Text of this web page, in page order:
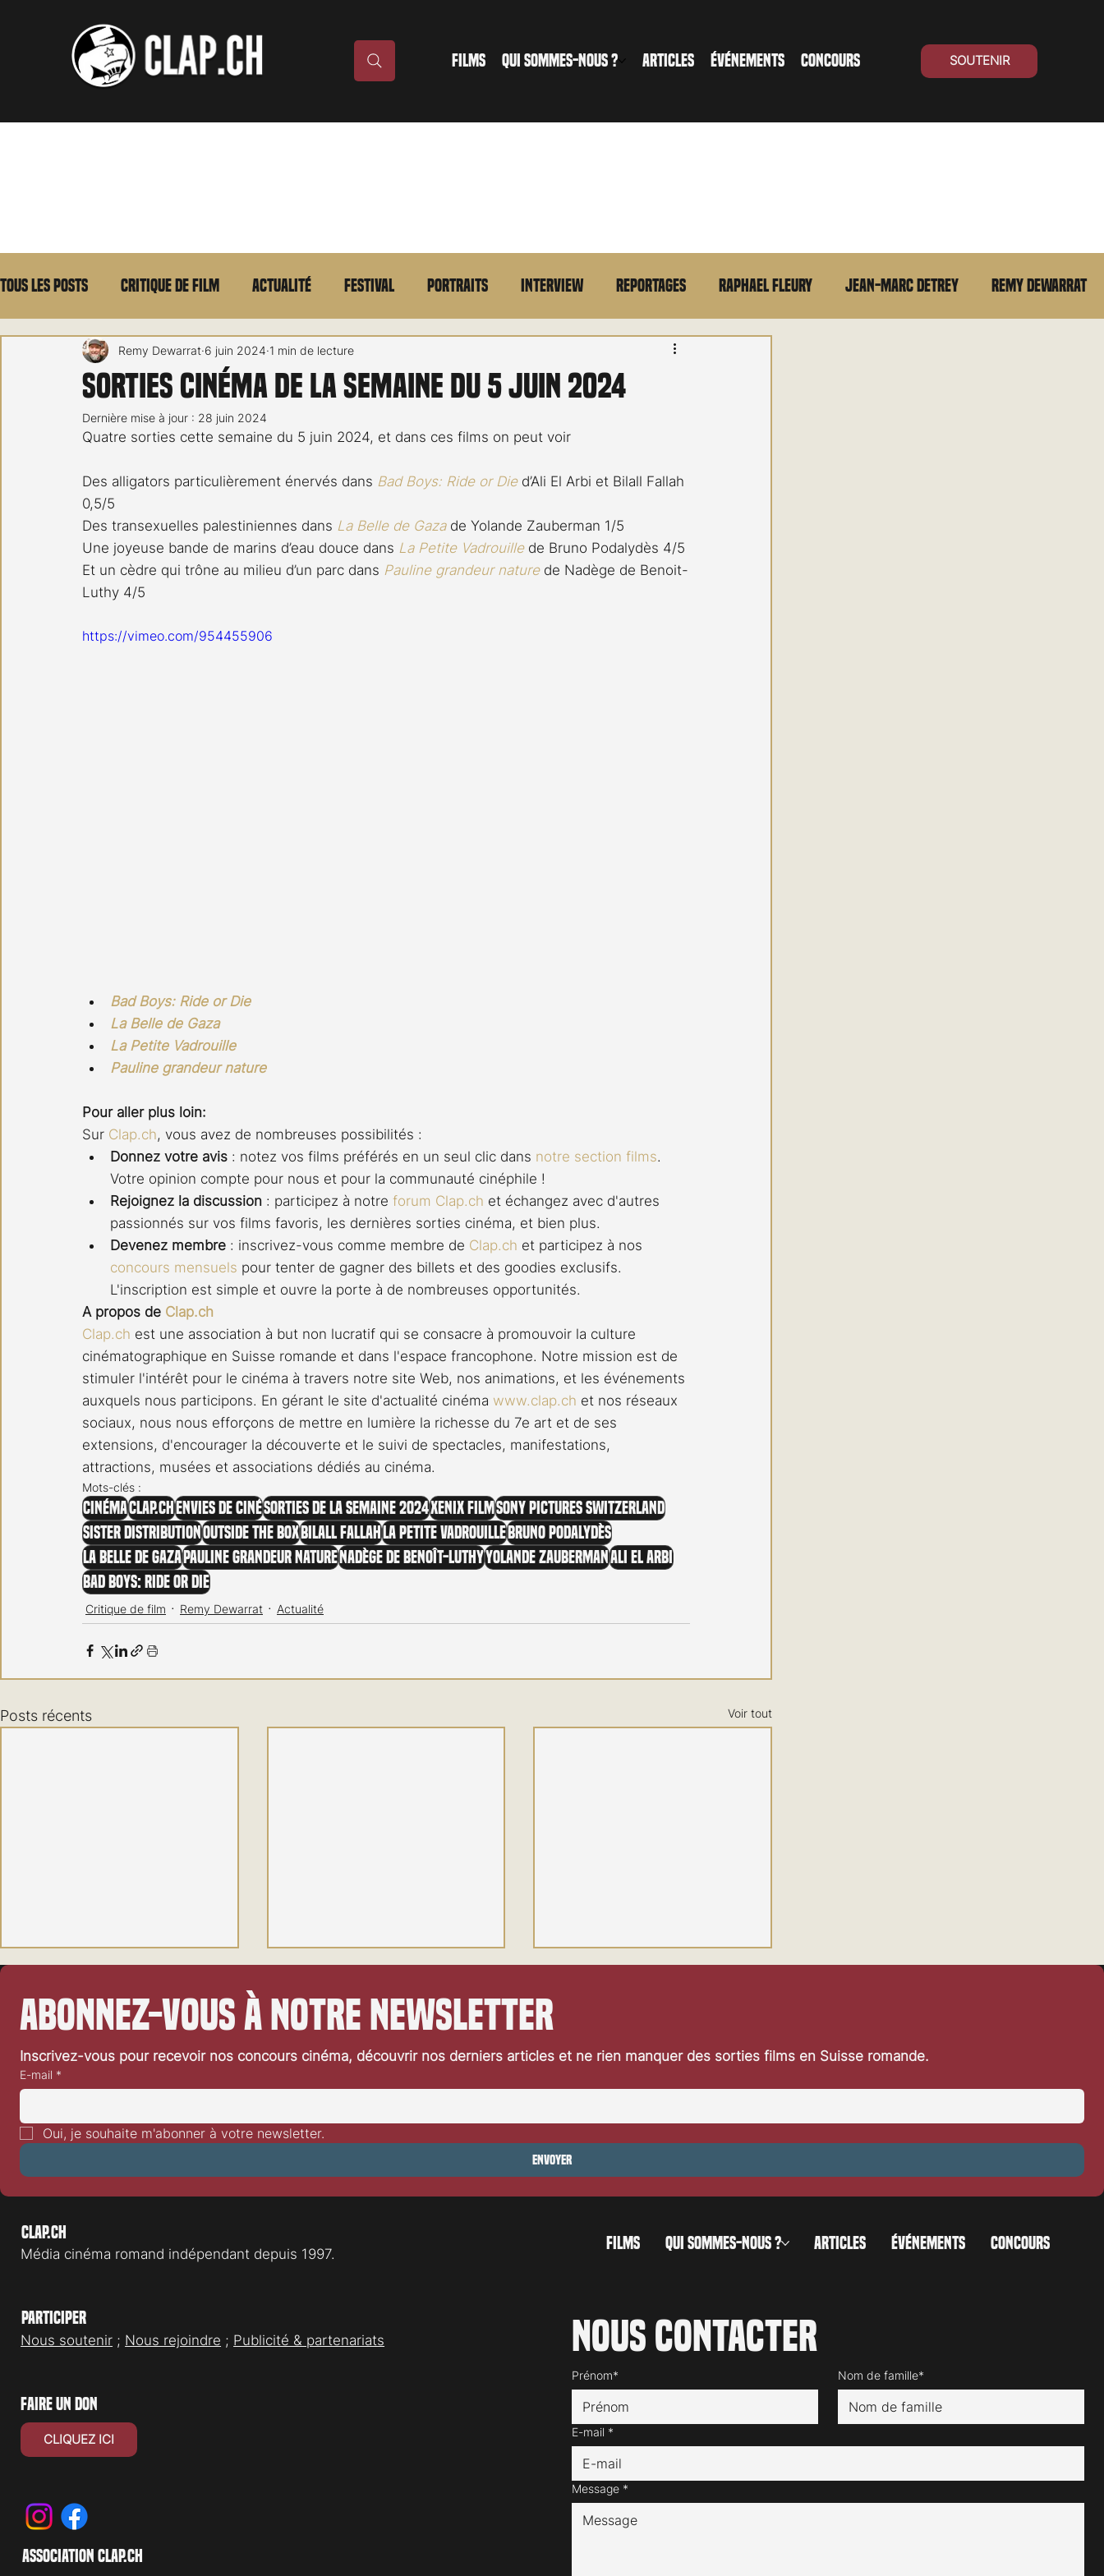
FILMS QUI SOMMES-NOUS ? ARTICLES ÉVÉNEMENTS CONCOURS SOUTENIR
Tous les posts Critique de film Actualité Festival Portraits Interview Reportages Raphael Fleury Jean-Marc Detrey Remy Dewarrat
Max Borg Laurent Scherlen Memento
Carnet noir Open Air Série TV
Sorties cinéma de la semaine du 5 juin 2024
Remy Dewarrat 6 juin 2024 1 min de lecture
Dernière mise à jour : 28 juin 2024
Quatre sorties cette semaine du 5 juin 2024, et dans ces films on peut voir
Des alligators particulièrement énervés dans Bad Boys: Ride or Die d’Ali El Arbi et Bilall Fallah
0,5/5
Des transexuelles palestiniennes dans La Belle de Gaza de Yolande Zauberman 1/5
Une joyeuse bande de marins d’eau douce dans La Petite Vadrouille de Bruno Podalydès 4/5
Et un cèdre qui trône au milieu d’un parc dans Pauline grandeur nature de Nadège de Benoit-
Luthy 4/5
https://vimeo.com/954455906
Bad Boys: Ride or Die
La Belle de Gaza
La Petite Vadrouille
Pauline grandeur nature
Pour aller plus loin:
Sur Clap.ch, vous avez de nombreuses possibilités :
Donnez votre avis : notez vos films préférés en un seul clic dans notre section films.
Votre opinion compte pour nous et pour la communauté cinéphile !
Rejoignez la discussion : participez à notre forum Clap.ch et échangez avec d'autres
passionnés sur vos films favoris, les dernières sorties cinéma, et bien plus.
Devenez membre : inscrivez-vous comme membre de Clap.ch et participez à nos
concours mensuels pour tenter de gagner des billets et des goodies exclusifs.
L'inscription est simple et ouvre la porte à de nombreuses opportunités.
A propos de Clap.ch
Clap.ch est une association à but non lucratif qui se consacre à promouvoir la culture
cinématographique en Suisse romande et dans l'espace francophone. Notre mission est de
stimuler l'intérêt pour le cinéma à travers notre site Web, nos animations, et les événements
auxquels nous participons. En gérant le site d'actualité cinéma www.clap.ch et nos réseaux
sociaux, nous nous efforçons de mettre en lumière la richesse du 7e art et de ses
extensions, d'encourager la découverte et le suivi de spectacles, manifestations,
attractions, musées et associations dédiés au cinéma.
Mots-clés :
Cinémaclap.ch Envies de cinéSorties de la semaine 2024Xenix FilmSony Pictures Switzerland
Sister DistributionOutside the Box Bilall Fallah La Petite Vadrouille Bruno Podalydès
La Belle de Gaza Pauline grandeur natureNadège de Benoît-LuthyYolande ZaubermanAli El Arbi
Bad Boys: Ride or Die
Critique de film Remy Dewarrat Actualité
Posts récents Voir tout
29 mai 2024
22 mai 2024
15 mai 2024
Abonnez-vous à notre newsletter
Inscrivez-vous pour recevoir nos concours cinéma, découvrir nos derniers articles et ne rien manquer des sorties films en Suisse romande.
E-mail *
Oui, je souhaite m'abonner à votre newsletter.
Envoyer
Clap.ch
Média cinéma romand indépendant depuis 1997.
FILMS QUI SOMMES-NOUS ? ARTICLES ÉVÉNEMENTS CONCOURS
Participer
Nous soutenir ; Nous rejoindre ; Publicité & partenariats Nous contacter
Prénom* Nom de famille*
E-mail *
Message *
faire un don
CLIQUEZ ICI
association clap.ch